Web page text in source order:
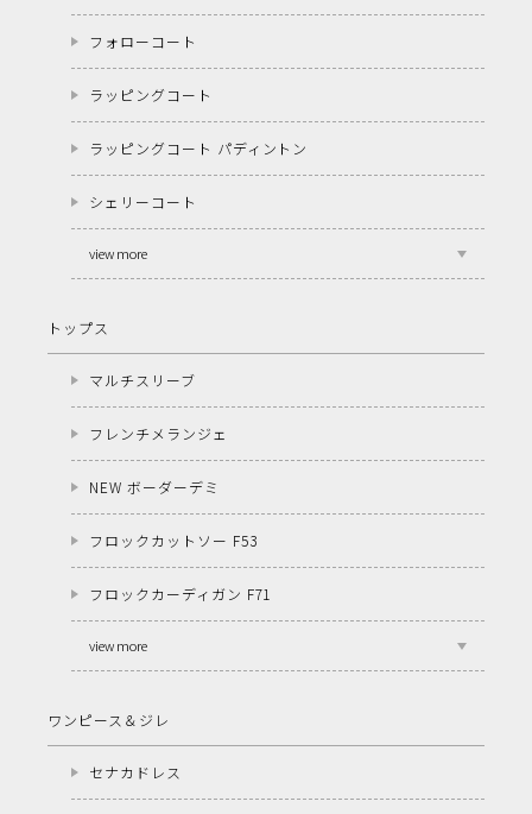
フォローコート
ラッピングコート
ラッピングコート パディントン
シェリーコート
view more
トップス
マルチスリーブ
フレンチメランジェ
NEW ボーダーデミ
フロックカットソー F53
フロックカーディガン F71
view more
ワンピース＆ジレ
セナカドレス